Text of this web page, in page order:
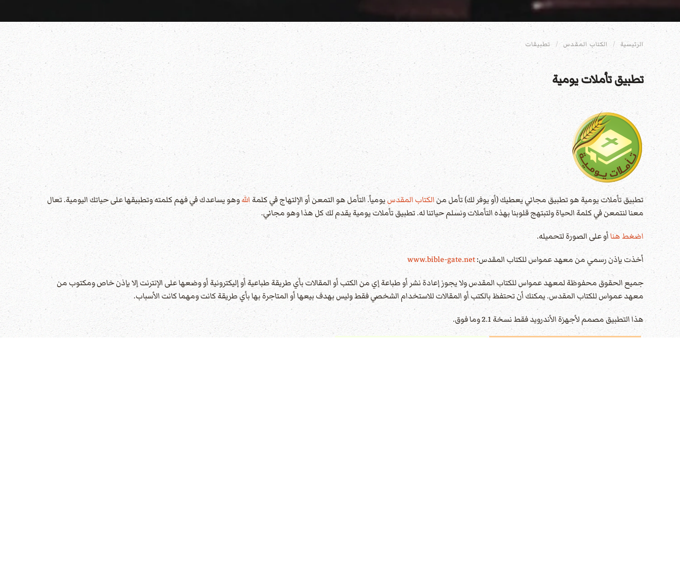
الرئيسية الكتاب المقدس تطبيقات
تطبيق تأملات يومية
تطبيق تأملات يومية هو تطبيق مجاني يعطيك (أو يوفر لك) تأمل منالكتاب المقدسيومياً. التأمل هو التمعن أو الإلتهاج في كلمةاللهوهو يساعدك في فهم كلمته وتطبيقها على حياتك اليومية. تعال
معنا لنتمعن في كلمة الحياة ولتبتهج قلوبنا بهذه التأملات ونسلم حياتنا له. تطبيق تأملات يومية يقدم لك كل هذا وهو مجاني.
اضغط هناأو على الصورة لتحميله.
أخذت بإذن رسمي من معهد عمواس للكتاب المقدس:www.bible-gate.net
جميع الحقوق محفوظة لمعهد عمواس للكتاب المقدس ولا يجوز إعادة نشر أو طباعة إي من الكتب أو المقالات بأي طريقة طباعية أو إليكترونية أو وضعها على الإنترنت إلا بإذن خاص ومكتوب من
معهد عمواس للكتاب المقدس. يمكنك أن تحتفظ بالكتب أو المقالات للاستخدام الشخصي فقط وليس بهدف بيعها أو المتاجرة بها بأي طريقة كانت ومهما كانت الأسباب.
هذا التطبيق مصمم لأجهزة الأندرويد فقط نسخة 2.1 وما فوق.